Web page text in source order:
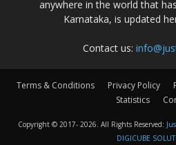
anywhere in the world that
Karnataka, is updated
Contact us:
Terms & Conditions Privacy Policy
Statistics
Copyright © 2017- 2026. All Rights Reserved:
DIGICUBE